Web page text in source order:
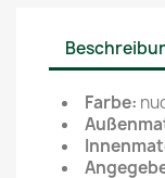
Farbe: